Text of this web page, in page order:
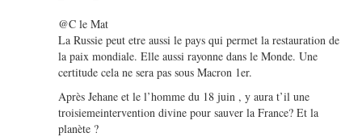
@C le Mat
La Russie peut etre aussi le pays qui permet la restauration de
la paix mondiale. Elle aussi rayonne dans le Monde. Une
certitude cela ne sera pas sous Macron 1er.
Après Jehane et le l’homme du 18 juin , y aura t’il une
troisiemeintervention divine pour sauver la France? Et la
planète ?